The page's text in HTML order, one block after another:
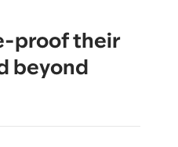
proof their
beyond